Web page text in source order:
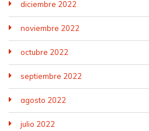
diciembre 2022
noviembre 2022
octubre 2022
septiembre 2022
agosto 2022
julio 2022